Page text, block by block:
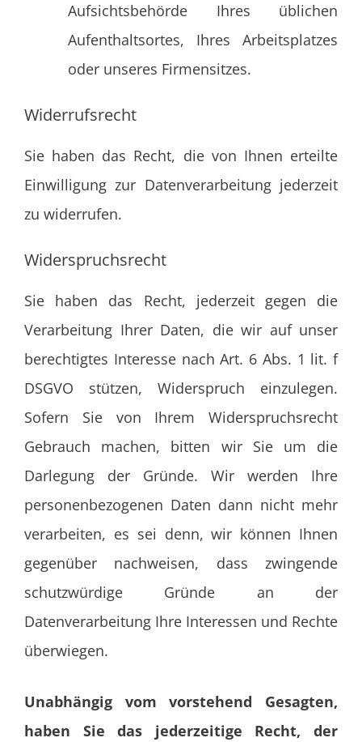
Aufsichtsbehörde Ihres üblichen
Aufenthaltsortes, Ihres Arbeitsplatzes
oder unseres Firmensitzes.
Widerrufsrecht
Sie haben das Recht, die von Ihnen erteilte
Einwilligung zur Datenverarbeitung jederzeit
zu widerrufen.
Widerspruchsrecht
Sie haben das Recht, jederzeit gegen die
Verarbeitung Ihrer Daten, die wir auf unser
berechtigtes Interesse nach Art. 6 Abs. 1 lit. f
DSGVO stützen, Widerspruch einzulegen.
Sofern Sie von Ihrem Widerspruchsrecht
Gebrauch machen, bitten wir Sie um die
Darlegung der Gründe. Wir werden Ihre
personenbezogenen Daten dann nicht mehr
verarbeiten, es sei denn, wir können Ihnen
gegenüber nachweisen, dass zwingende
schutzwürdige Gründe an der
Datenverarbeitung Ihre Interessen und Rechte
überwiegen.
Unabhängig vom vorstehend Gesagten,
haben Sie das jederzeitige Recht, der